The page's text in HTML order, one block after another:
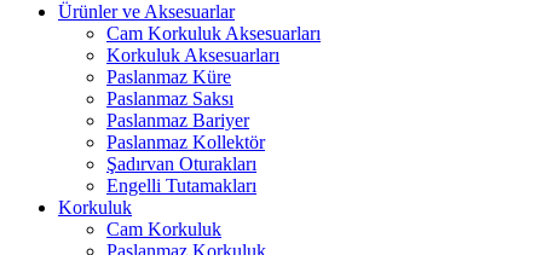
Ürünler ve Aksesuarlar
Cam Korkuluk Aksesuarları
Korkuluk Aksesuarları
Paslanmaz Küre
Paslanmaz Saksı
Paslanmaz Bariyer
Paslanmaz Kollektör
Şadırvan Oturakları
Engelli Tutamakları
Korkuluk
Cam Korkuluk
Paslanmaz Korkuluk